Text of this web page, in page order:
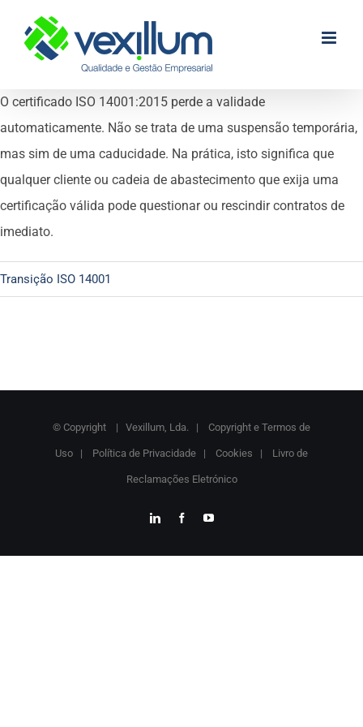
content
O certificado ISO 14001:2015 perde a validade
automaticamente. Não se trata de uma suspensão temporária,
mas sim de uma caducidade. Na prática, isto significa que
qualquer cliente ou cadeia de abastecimento que exija uma
certificação válida pode questionar ou rescindir contratos de
imediato.
Transição ISO 14001
© Copyright | Vexillum, Lda. | Copyright e Termos de
Uso | Política de Privacidade | Cookies | Livro de
Reclamações Eletrónico
LinkedInFacebookYouTube